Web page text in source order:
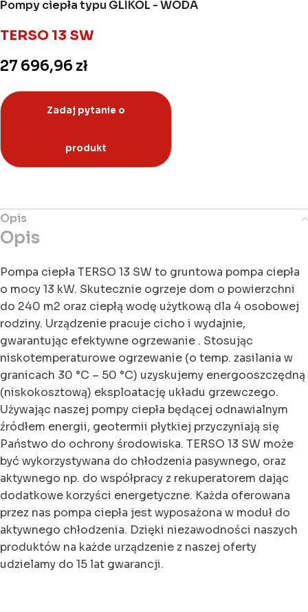
Pompy ciepła typu GLIKOL - WODA
TERSO 13 SW
27 696,96 zł
Opis
Opis
Pompa ciepła TERSO 13 SW to gruntowa pompa ciepła
o mocy 13 kW. Skutecznie ogrzeje dom o powierzchni
do 240 m2 oraz ciepłą wodę użytkową dla 4 osobowej
rodziny. Urządzenie pracuje cicho i wydajnie,
gwarantując efektywne ogrzewanie . Stosując
niskotemperaturowe ogrzewanie (o temp. zasilania w
granicach 30 °C – 50 °C) uzyskujemy energooszczędną
(niskokosztową) eksploatację układu grzewczego.
Używając naszej pompy ciepła będącej odnawialnym
źródłem energii, geotermii płytkiej przyczyniają się
Państwo do ochrony środowiska. TERSO 13 SW może
być wykorzystywana do chłodzenia pasywnego, oraz
aktywnego np. do współpracy z rekuperatorem dając
dodatkowe korzyści energetyczne. Każda oferowana
przez nas pompa ciepła jest wyposażona w moduł do
aktywnego chłodzenia. Dzięki niezawodności naszych
produktów na każde urządzenie z naszej oferty
udzielamy do 15 lat gwarancji.